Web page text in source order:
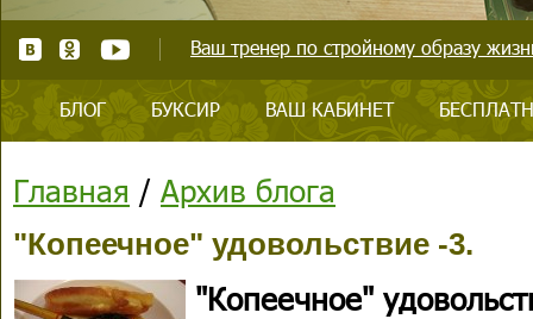
Ваш тренер по стройному образу
БЛОГ БУКСИР ВАШ КАБИНЕТ
Главная / Архив блога
"Копеечное" удовольствие -3.
"Копеечное"